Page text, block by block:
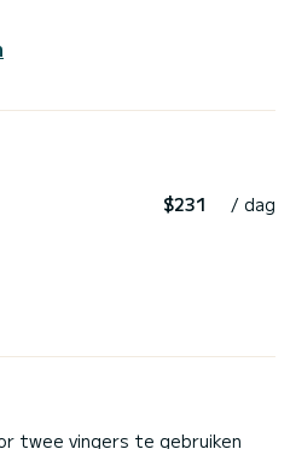
$231 / dag
twee vingers te gebruiken